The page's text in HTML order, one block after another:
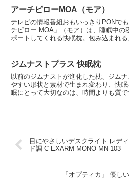
アーチピローMOA（モア）
テレビの情報番組おもいっきりPONで
チピロー MOA」（モア）は、睡眠中の
ポートしてくれる快眠枕。包み込まれ
ジムナストプラス 快眠枕
以前のジムナストが進化した枕、ジム
やすい形状と素材で生まれ変わり、快
眠にとって大切なのは、時間よりも質
目にやさしいデスクライト レデ
ド調 C EXARM MONO MN-103
「オプティカ」 優し